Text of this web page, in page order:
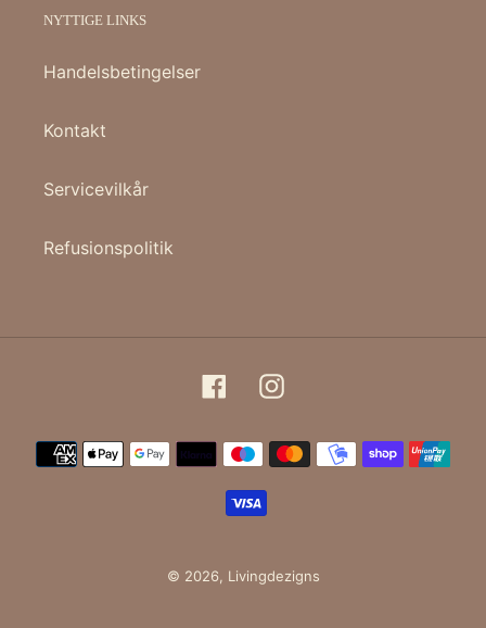
NYTTIGE LINKS
Handelsbetingelser
Kontakt
Servicevilkår
Refusionspolitik
FacebookInstagram
Betalingsmetoder
© 2026, Livingdezigns